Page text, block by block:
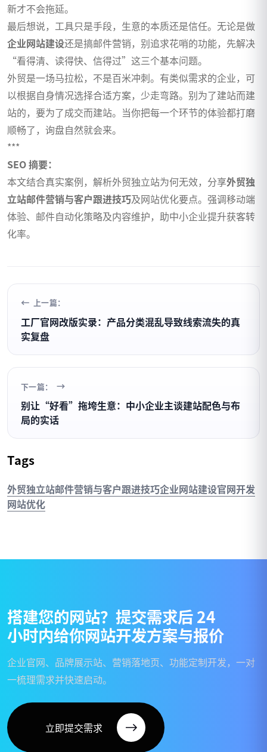
新才不会拖延。
最后想说，工具只是手段，生意的本质还是信任。无论是做
企业网站建设还是搞邮件营销，别追求花哨的功能，先解决
“看得清、读得快、信得过”这三个基本问题。
外贸是一场马拉松，不是百米冲刺。有类似需求的企业，可
以根据自身情况选择合适方案，少走弯路。别为了建站而建
站的，要为了成交而建站。当你把每一个环节的体验都打磨
顺畅了，询盘自然就会来。
***
SEO 摘要：
本文结合真实案例，解析外贸独立站为何无效，分享外贸独
立站邮件营销与客户跟进技巧及网站优化要点。强调移动端
体验、邮件自动化策略及内容维护，助中小企业提升获客转
化率。
上一篇：
工厂官网改版实录：产品分类混乱导致线索流失的真
实复盘
下一篇：
别让“好看”拖垮生意：中小企业主谈建站配色与布
局的实话
Tags
外贸独立站邮件营销与客户跟进技巧企业网站建设官网开发
网站优化
搭建您的网站？ 提交需求后24
小时内给你网站开发方案与报价
企业官网、品牌展示站、营销落地页、功能定制开发，一对
一梳理需求并快速启动。
立即提交需求